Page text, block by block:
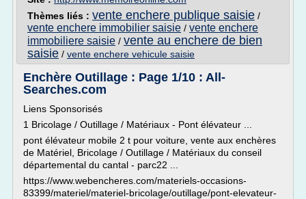
Thèmes liés : vente enchere publique saisie /
vente enchere immobilier saisie / vente enchere
immobiliere saisie / vente au enchere de bien
saisie / vente enchere vehicule saisie
Enchère Outillage : Page 1/10 : All-
Searches.com
Liens Sponsorisés
1 Bricolage / Outillage / Matériaux - Pont élévateur ...
pont élévateur mobile 2 t pour voiture, vente aux enchères
de Matériel, Bricolage / Outillage / Matériaux du conseil
départemental du cantal - parc22 ...
https://www.webencheres.com/materiels-occasions-
83399/materiel/materiel-bricolage/outillage/pont-elevateur-